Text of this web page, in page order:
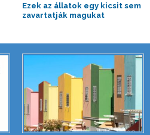
Ezek az állatok egy kicsit sem
zavartatják magukat